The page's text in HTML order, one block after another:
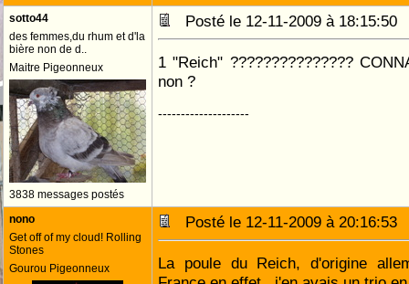
sotto44
des femmes,du rhum et d'la
bière non de d..
Maitre Pigeonneux
3838 messages postés
Posté le 12-11-2009 à
1 "Reich" ???????????????
non ?
--------------------
nono
Get off of my cloud! Rolling
Stones
Gourou Pigeonneux
Posté le 12-11-2009 à
La poule du Reich, d'origine